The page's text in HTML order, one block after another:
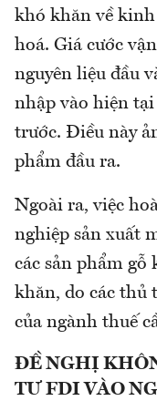
khó khăn về kinh
hoá. Giá cước
nguyên liệu đầu
nhập vào hiện
trước. Điều này
phẩm đầu ra.
Ngoài ra, việc
nghiệp sản xuất
các sản phẩm gỗ
khăn, do các thủ
của ngành thuế
ĐỀ NGHỊ
TƯ FDI VÀO